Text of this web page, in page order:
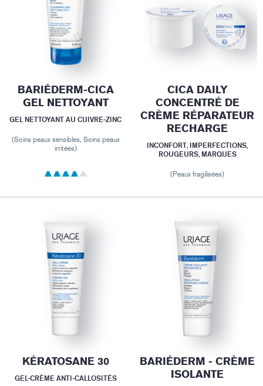
BARIÉDERM-CICA
GEL NETTOYANT
GEL NETTOYANT AU CUIVRE-ZINC
(Soins peaux sensibles, Soins peaux
irritées)
CICA DAILY
CONCENTRÉ DE
CRÈME RÉPARATEUR
RECHARGE
INCONFORT, IMPERFECTIONS,
ROUGEURS, MARQUES
(Peaux fragilisées)
KÉRATOSANE 30
GEL-CRÈME ANTI-CALLOSITÉS
BARIÉDERM - CRÈME
ISOLANTE